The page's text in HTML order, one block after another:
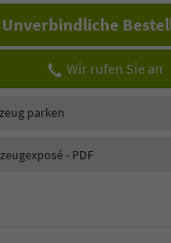
Unverbindliche
Wir rufen Sie an
parken
- PDF